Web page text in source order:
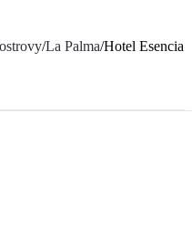
/La Palma/Hotel Esencia